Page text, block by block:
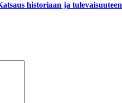
historiaan ja tulevaisuuteen